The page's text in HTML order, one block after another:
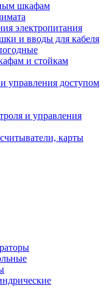
шкафам
электропитания
и вводы для кабеля
и стойкам
управления доступом
и управления
карты